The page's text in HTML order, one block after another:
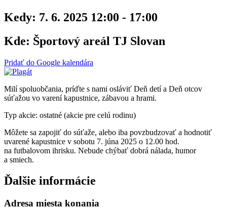
Kedy: 7. 6. 2025 12:00 - 17:00
Kde: Športový areál TJ Slovan
Pridať do Google kalendára
Milí spoluobčania, príďte s nami osláviť Deň detí a Deň otcov
súťažou vo varení kapustnice, zábavou a hrami.
Typ akcie: ostatné (akcie pre celú rodinu)
Môžete sa zapojiť do súťaže, alebo iba povzbudzovať a hodnotiť
uvarené kapustnice v sobotu 7. júna 2025 o 12.00 hod.
na futbalovom ihrisku. Nebude chýbať dobrá nálada, humor
a smiech.
Ďalšie informácie
Adresa miesta konania